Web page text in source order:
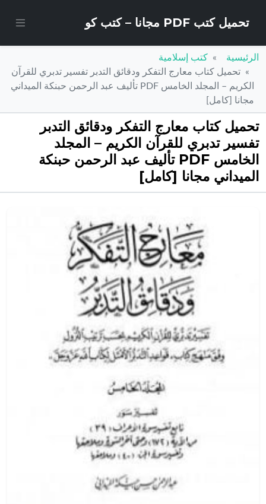
تحميل كتب PDF مجانا – كتب كو
الرئيسية
كتب إسلامية
تحميل كتاب معارج التفكر ودقائق التدبر تفسير تدبري للقرآن
الكريم – المجلد الخامس PDF تأليف عبد الرحمن حبنكة الميداني
مجانا [كامل]
تحميل كتاب معارج التفكر ودقائق التدبر
تفسير تدبري للقرآن الكريم – المجلد
الخامس PDF تأليف عبد الرحمن حبنكة
الميداني مجانا [كامل]